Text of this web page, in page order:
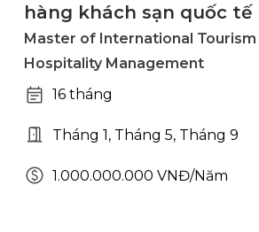
hàng khách sạn quốc tế
Master of International Tourism
Hospitality Management
16 tháng
Tháng 1, Tháng 5, Tháng 9
1.000.000.000 VNĐ/Năm